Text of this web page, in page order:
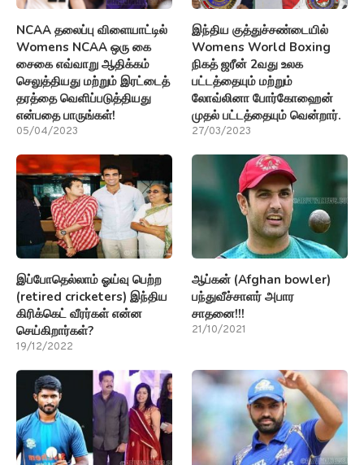
NCAA தலைப்பு விளையாட்டில்
Womens NCAA ஒரு கை
சைகை எவ்வாறு ஆதிக்கம்
செலுத்தியது மற்றும் இரட்டைத்
தரத்தை வெளிப்படுத்தியது
என்பதை பாருங்கள்!
05/04/2023
இந்திய குத்துச்சண்டையில்
Womens World Boxing
நிகத் ஜரீன் 2வது உலக
பட்டத்தையும் மற்றும்
லோவ்லினா போர்கோஹைன்
முதல் பட்டத்தையும் வென்றார்.
27/03/2023
இப்போதெல்லாம் ஓய்வு பெற்ற
(retired cricketers) இந்திய
கிரிக்கெட் வீரர்கள் என்ன
செய்கிறார்கள்?
19/12/2022
ஆப்கன் (Afghan bowler)
பந்துவீச்சாளர் அபார
சாதனை!!!
21/10/2021